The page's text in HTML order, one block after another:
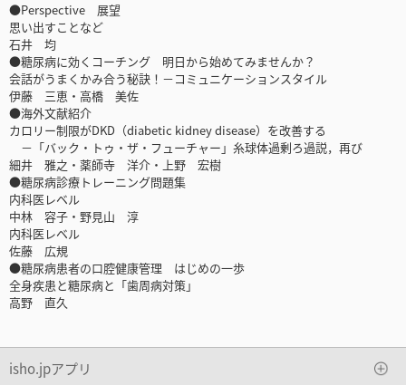
●Perspective 展望
思い出すことなど
石井 均
●糖尿病に効くコーチング 明日から始めてみませんか？
会話がうまくかみ合う秘訣！－コミュニケーションスタイル
伊藤 三恵・高橋 美佐
●海外文献紹介
カロリー制限がDKD（diabetic kidney disease）を改善する
－「バック・トゥ・ザ・フューチャー」糸球体過剰ろ過説，再び
細井 雅之・薬師寺 洋介・上野 宏樹
●糖尿病診療トレーニング問題集
内科医レベル
中林 容子・野見山 淳
内科医レベル
佐藤 広規
●糖尿病患者の口腔健康管理 はじめの一歩
全身疾患と糖尿病と「歯周病対策」
高野 直久
isho.jpアプリ